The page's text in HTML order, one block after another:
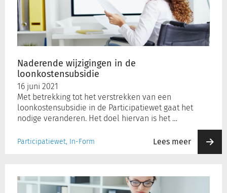
Naderende wijzigingen in de
loonkostensubsidie
16 juni 2021
Met betrekking tot het verstrekken van een
loonkostensubsidie in de Participatiewet gaat het
nodige veranderen. Het doel hiervan is het …
Participatiewet, In-Form Lees meer
loonkostensubsidie